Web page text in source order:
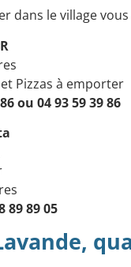
dans le village
Pizzas à emporter
ou 04 93 59 39 86
89 89 05